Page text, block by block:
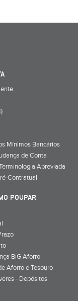
Mínimos Bancários
de Conta
Abreviada
Contratual
POUPAR
BiG Aforro
Aforro e Tesouro
- Depósitos